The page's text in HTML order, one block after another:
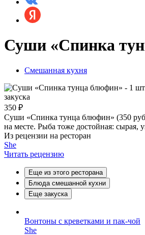
Суши «Спинка
Смешанная кухня
закуска
350 ₽
Суши «Спинка тунца блюфин» (350
на месте. Рыба тоже достойная:
Из рецензии на ресторан
She
Читать рецензию
Еще из этого ресторана
Блюда смешанной кухни
Еще закуска
Вонтоны с креветками и пак-чой
She